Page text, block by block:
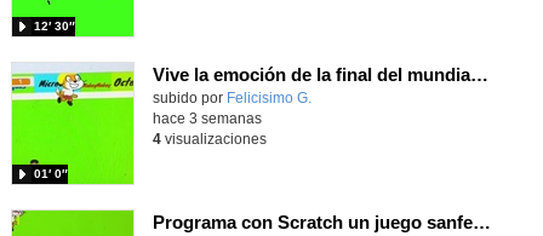
12′ 30″
Vive la emoción de la final del mundial 2026, programando con Scratch un juego de toques.
Contenido educativo.
subido por Felicisimo G.
01′ 0″
hace 3 semanas
4visualizaciones
Programa con Scratch un juego sanferminero con Mikel Merino evitando toros y dando toques al balón.